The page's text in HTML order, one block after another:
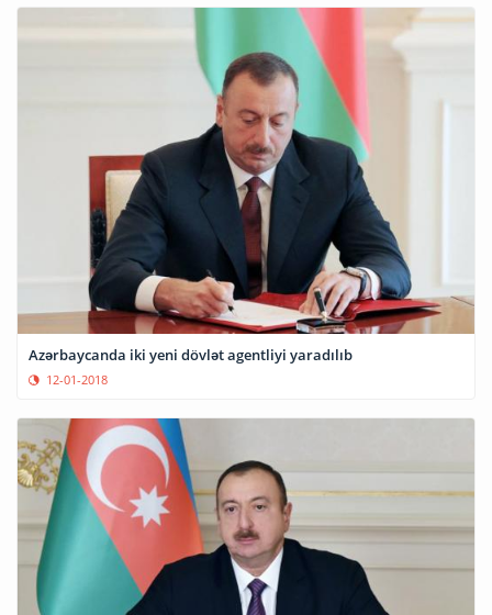
Azərbaycanda iki yeni dövlət agentliyi yaradılıb
12-01-2018